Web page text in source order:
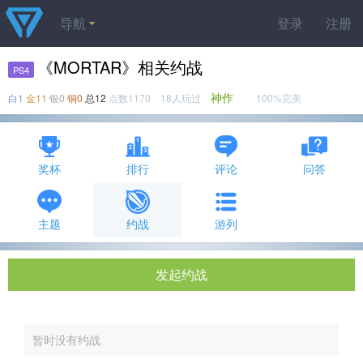
登录 注册
导航
PS4 《MORTAR》相关约战
白1 金11 银0 铜0 总12 点数1170 18人玩过 神作 100%完美
奖杯 排行 评论 问答
主题 约战 游列
发起约战
暂时没有约战